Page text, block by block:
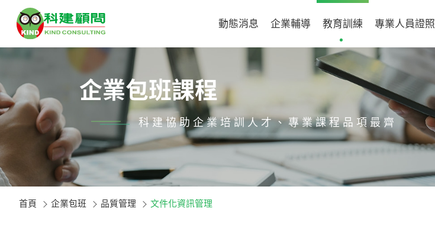
動態消息 企業輔導 教育訓練 專業人員證照
企業包班課程
科建協助企業培訓人才、專業課程品項最齊
首頁 企業包班 品質管理 文件化資訊管理